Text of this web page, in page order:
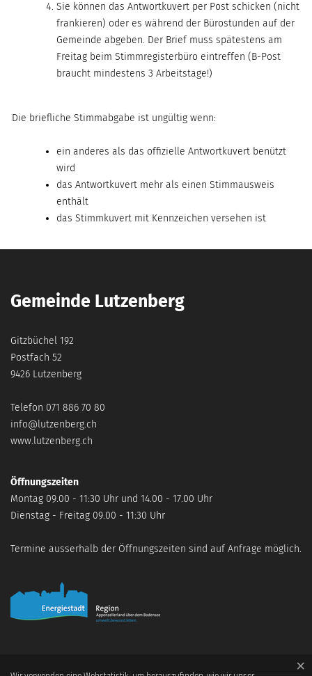
Sie können das Antwortkuvert per Post schicken (nicht
frankieren) oder es während der Bürostunden auf der
Gemeinde abgeben. Der Brief muss spätestens am
Freitag beim Stimmregisterbüro eintreffen (B-Post
braucht mindestens 3 Arbeitstage!)
Die briefliche Stimmabgabe ist ungültig wenn:
ein anderes als das offizielle Antwortkuvert benützt
wird
das Antwortkuvert mehr als einen Stimmausweis
enthält
das Stimmkuvert mit Kennzeichen versehen ist
Gemeinde Lutzenberg
Gitzbüchel 192
Postfach 52
9426 Lutzenberg
Telefon 071 886 70 80
info@lutzenberg.ch
www.lutzenberg.ch
Öffnungszeiten
Montag 09.00 - 11:30 Uhr und 14.00 - 17.00 Uhr
Dienstag - Freitag 09.00 - 11:30 Uhr
Termine ausserhalb der Öffnungszeiten sind auf Anfrage möglich.
×